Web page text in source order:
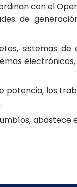
con el
de
sistemas
potencia, los
abastece